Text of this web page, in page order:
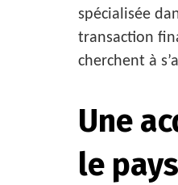
spécialisée
transaction
cherchent à
Une
le